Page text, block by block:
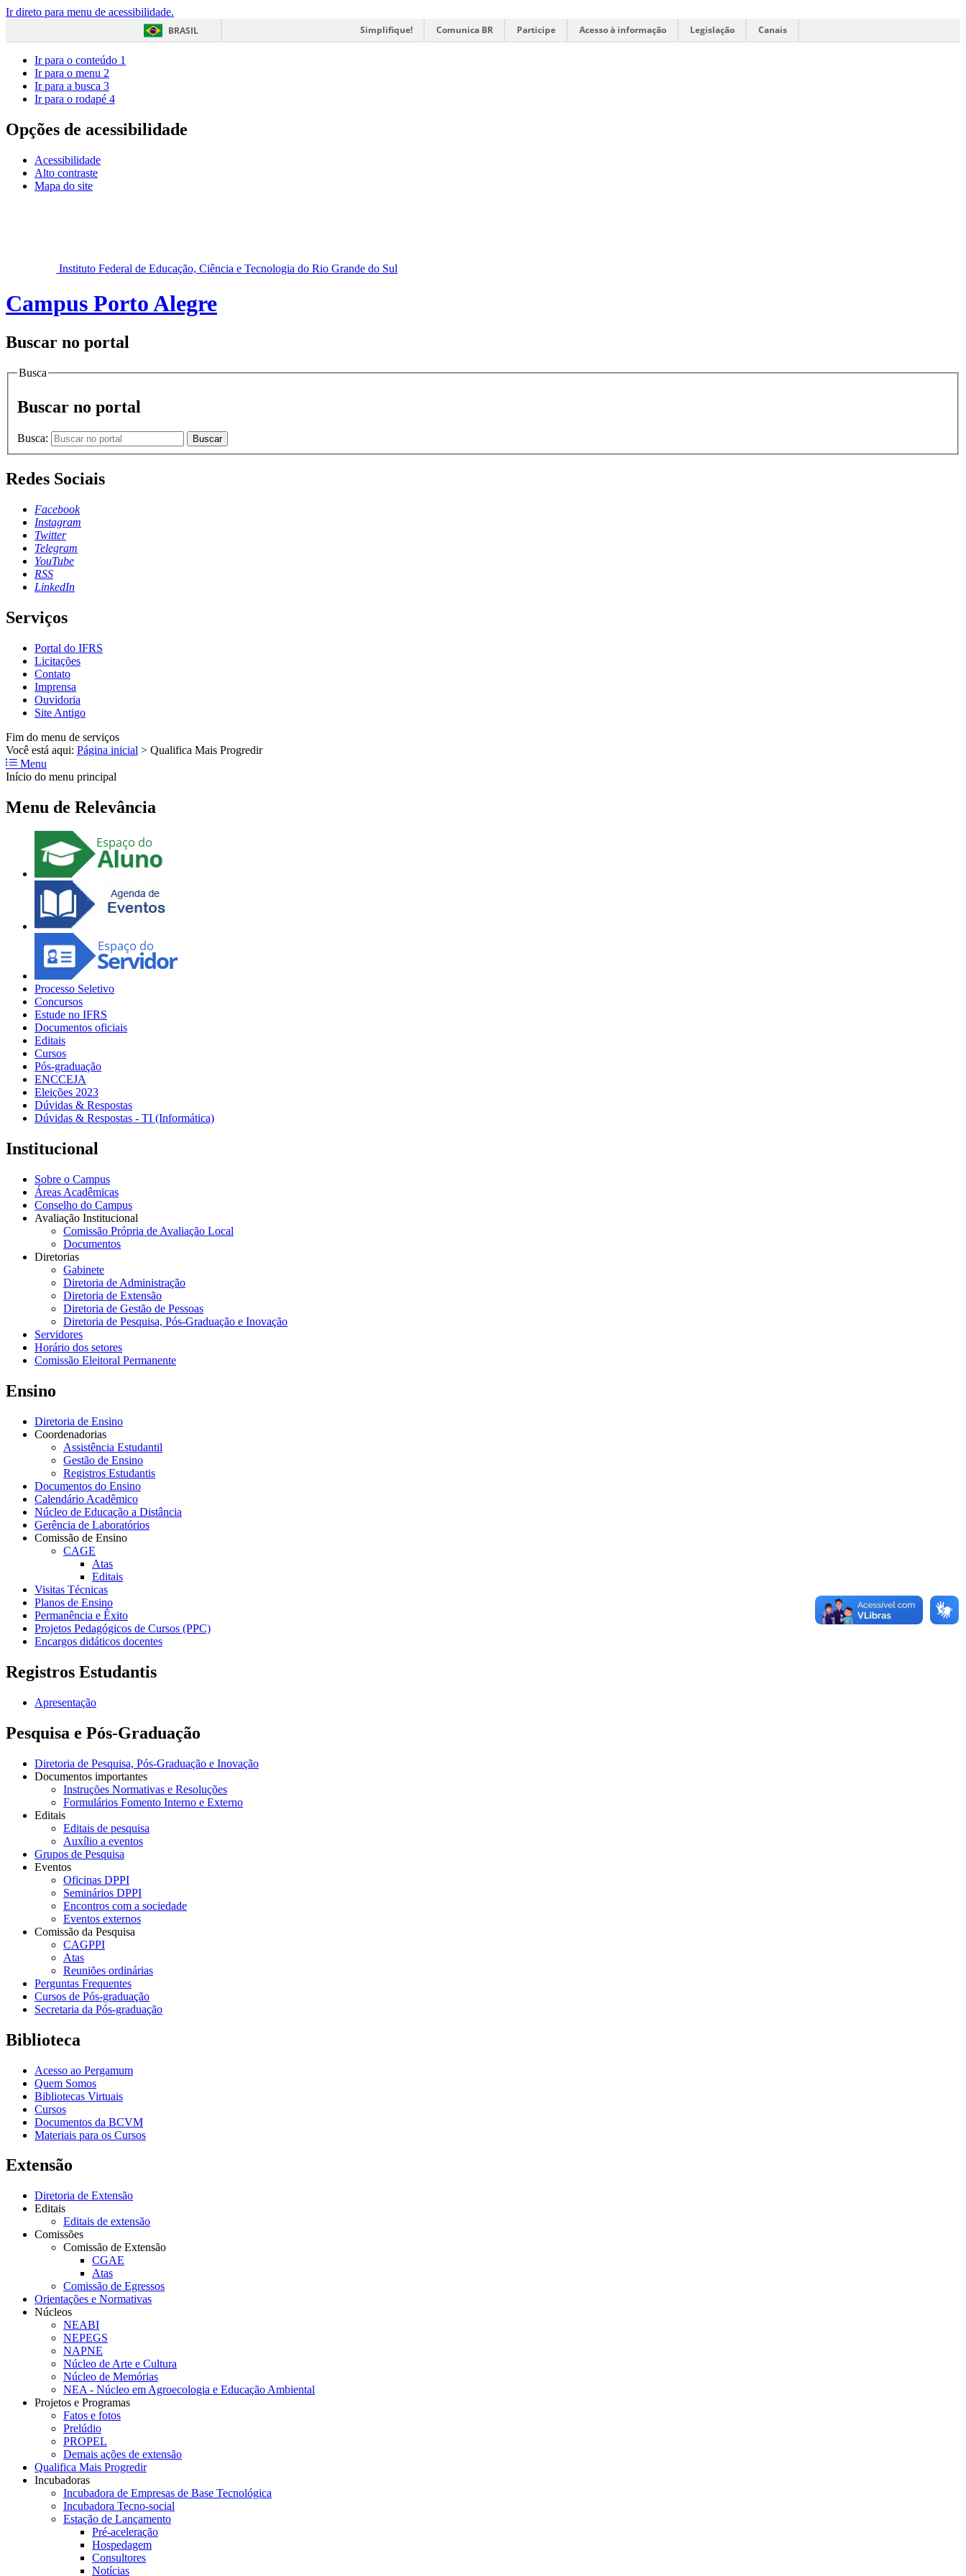
Ir direto para menu de acessibilidade.
BRASIL
Simplifique! Comunica BR Participe Acesso à informação Legislação Canais
Ir para o conteúdo 1
Ir para o menu 2
Ir para a busca 3
Ir para o rodapé 4
Opções de acessibilidade
Acessibilidade
Alto contraste
Mapa do site
Instituto Federal de Educação, Ciência e Tecnologia do Rio Grande do Sul
Campus Porto Alegre
Buscar no portal
Busca
Buscar no portal
Busca: Buscar
Redes Sociais
Facebook
Instagram
Twitter
Telegram
YouTube
RSS
LinkedIn
Serviços
Portal do IFRS
Licitações
Contato
Imprensa
Ouvidoria
Site Antigo
Fim do menu de serviços
Você está aqui: Página inicial > Qualifica Mais Progredir
Menu
Início do menu principal
Menu de Relevância
Processo Seletivo
Concursos
Estude no IFRS
Documentos oficiais
Editais
Cursos
Pós-graduação
ENCCEJA
Eleições 2023
Dúvidas & Respostas
Dúvidas & Respostas - TI (Informática)
Institucional
Sobre o Campus
Áreas Acadêmicas
Conselho do Campus
Avaliação Institucional
Comissão Própria de Avaliação Local
Documentos
Diretorias
Gabinete
Diretoria de Administração
Diretoria de Extensão
Diretoria de Gestão de Pessoas
Diretoria de Pesquisa, Pós-Graduação e Inovação
Servidores
Horário dos setores
Comissão Eleitoral Permanente
Ensino
Diretoria de Ensino
Coordenadorias
Assistência Estudantil
Gestão de Ensino
Registros Estudantis
Documentos do Ensino
Calendário Acadêmico
Núcleo de Educação a Distância
Gerência de Laboratórios
Comissão de Ensino
CAGE
Atas
Editais
Visitas Técnicas
Planos de Ensino
Permanência e Êxito
Projetos Pedagógicos de Cursos (PPC)
Encargos didáticos docentes
Registros Estudantis
Apresentação
Pesquisa e Pós-Graduação
Diretoria de Pesquisa, Pós-Graduação e Inovação
Documentos importantes
Instruções Normativas e Resoluções
Formulários Fomento Interno e Externo
Editais
Editais de pesquisa
Auxílio a eventos
Grupos de Pesquisa
Eventos
Oficinas DPPI
Seminários DPPI
Encontros com a sociedade
Eventos externos
Comissão da Pesquisa
CAGPPI
Atas
Reuniões ordinárias
Perguntas Frequentes
Cursos de Pós-graduação
Secretaria da Pós-graduação
Biblioteca
Acesso ao Pergamum
Quem Somos
Bibliotecas Virtuais
Cursos
Documentos da BCVM
Materiais para os Cursos
Extensão
Diretoria de Extensão
Editais
Editais de extensão
Comissões
Comissão de Extensão
CGAE
Atas
Comissão de Egressos
Orientações e Normativas
Núcleos
NEABI
NEPEGS
NAPNE
Núcleo de Arte e Cultura
Núcleo de Memórias
NEA - Núcleo em Agroecologia e Educação Ambiental
Projetos e Programas
Fatos e fotos
Prelúdio
PROPEL
Demais ações de extensão
Qualifica Mais Progredir
Incubadoras
Incubadora de Empresas de Base Tecnológica
Incubadora Tecno-social
Estação de Lançamento
Pré-aceleração
Hospedagem
Consultores
Notícias